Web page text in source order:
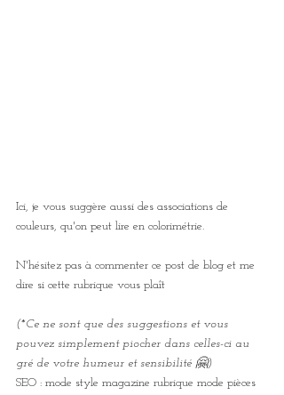
Ici, je vous suggère aussi des associations de
couleurs, qu'on peut lire en colorimétrie.
N'hésitez pas à commenter ce post de blog et me
dire si cette rubrique vous plaît
(*Ce ne sont que des suggestions et vous
pouvez simplement piocher dans celles-ci au
gré de votre humeur et sensibilité 🤗)
SEO : mode style magazine rubrique mode pièces